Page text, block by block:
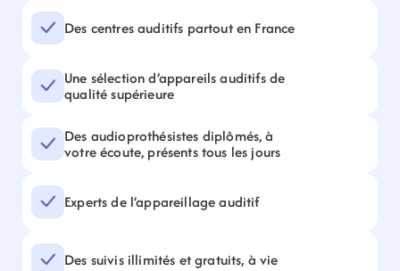
Des centres auditifs partout en France
Une sélection d’appareils auditifs de
qualité supérieure
Des audioprothésistes diplômés, à
votre écoute, présents tous les jours
Experts de l’appareillage auditif
Des suivis illimités et gratuits, à vie